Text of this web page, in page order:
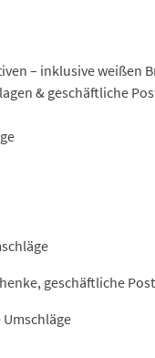
– inklusive weißen
& geschäftliche
geschäftliche Post